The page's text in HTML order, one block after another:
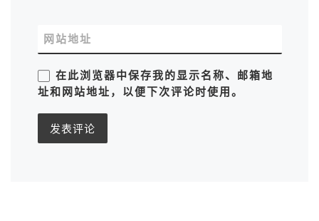
网站地址
在此浏览器中保存我的显示名称、邮箱地
址和网站地址，以便下次评论时使用。